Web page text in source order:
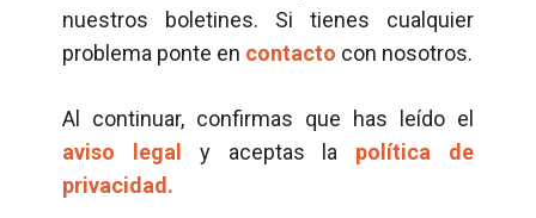
nuestros boletines. Si tienes cualquier
problema ponte en contacto con nosotros.
Al continuar, confirmas que has leído el
aviso legal
y aceptas la política de
privacidad.